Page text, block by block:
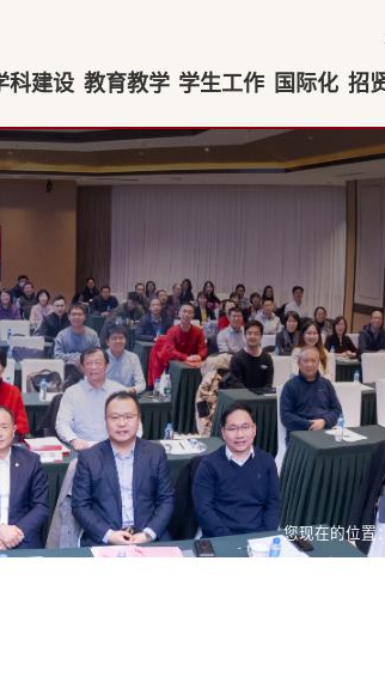
科建设 教育教学 学生工作 国际化 招
您现在的位置